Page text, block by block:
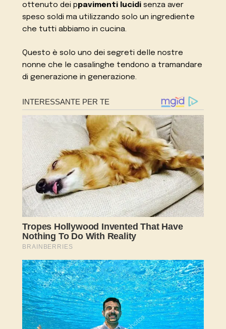
ottenuto dei ppavimenti lucidi senza aver
speso soldi ma utilizzando solo un ingrediente
che tutti abbiamo in cucina.
Questo è solo uno dei segreti delle nostre
nonne che le casalinghe tendono a tramandare
di generazione in generazione.